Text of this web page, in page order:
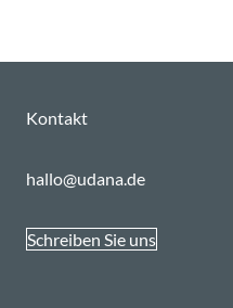
Kontakt
hallo@udana.de
Schreiben Sie uns